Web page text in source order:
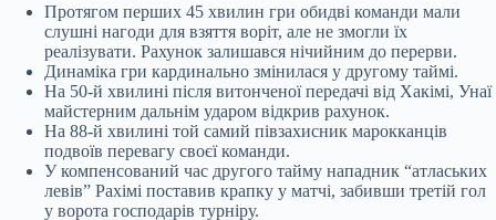
Протягом перших 45 хвилин гри обидві команди мали
слушні нагоди для взяття воріт, але не змогли їх
реалізувати. Рахунок залишався нічийним до перерви.
Динаміка гри кардинально змінилася у другому таймі.
На 50-й хвилині після витонченої передачі від Хакімі, Унаї
майстерним дальнім ударом відкрив рахунок.
На 88-й хвилині той самий півзахисник марокканців
подвоїв перевагу своєї команди.
У компенсований час другого тайму нападник “атлаських
левів” Рахімі поставив крапку у матчі, забивши третій гол
у ворота господарів турніру.